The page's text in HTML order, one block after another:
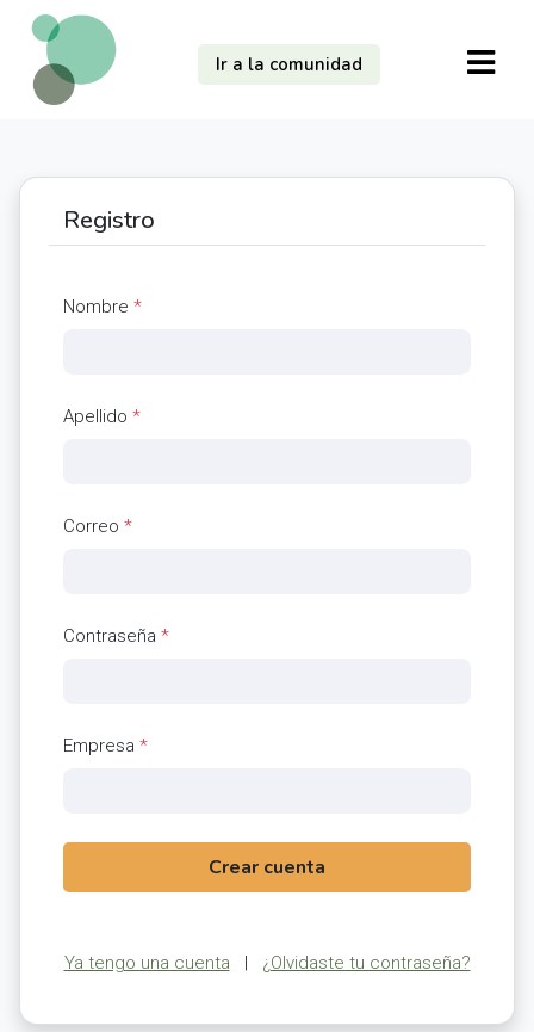
Ir a la comunidad
Registro
Nombre *
Apellido *
Correo *
Contraseña *
Empresa *
Crear cuenta
Ya tengo una cuenta | ¿Olvidaste tu contraseña?